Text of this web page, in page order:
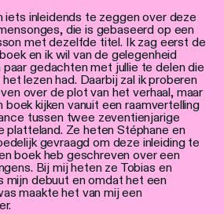
iets inleidends te zeggen over deze
die is gebaseerd op een
met dezelfde titel. Ik zag eerst de
en ik wil van de gelegenheid
paar gedachten met jullie te delen die
lezen had. Daarbij zal ik proberen
over de plot van het verhaal, maar
boek kijken vanuit een raamvertelling
tussen twee zeventienjarige
platteland. Ze heten Stéphane en
gevraagd om deze inleiding te
boek heb geschreven over een
Bij mij heten ze Tobias en
mijn debuut en omdat het een
maakte het van mij een